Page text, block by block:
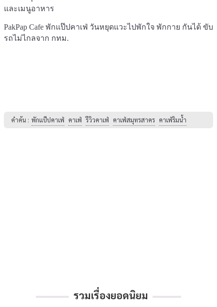
PakPap​ Cafe​ พักแป๊ป​คาเฟ่ วันหยุดแวะไปพักใจ พักกาย กันได้ ขับ
รถไม่ไกลจาก กทม.
คำค้น : พักแป๊ป​คาเฟ่ คาเฟ่ รีวิวคาเฟ่ คาเฟ่สมุทรสาคร คาเฟ่ริมน้ำ
รวมเรื่องยอดนิยม